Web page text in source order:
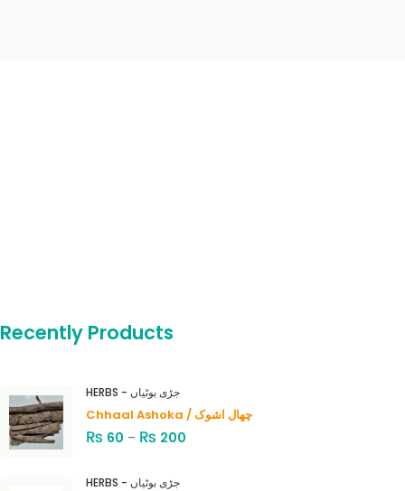
Recently Products
HERBS - جڑی بوٹیاں
Chhaal Ashoka / چھال اشوک
₨ 60 – ₨ 200
HERBS - جڑی بوٹیاں